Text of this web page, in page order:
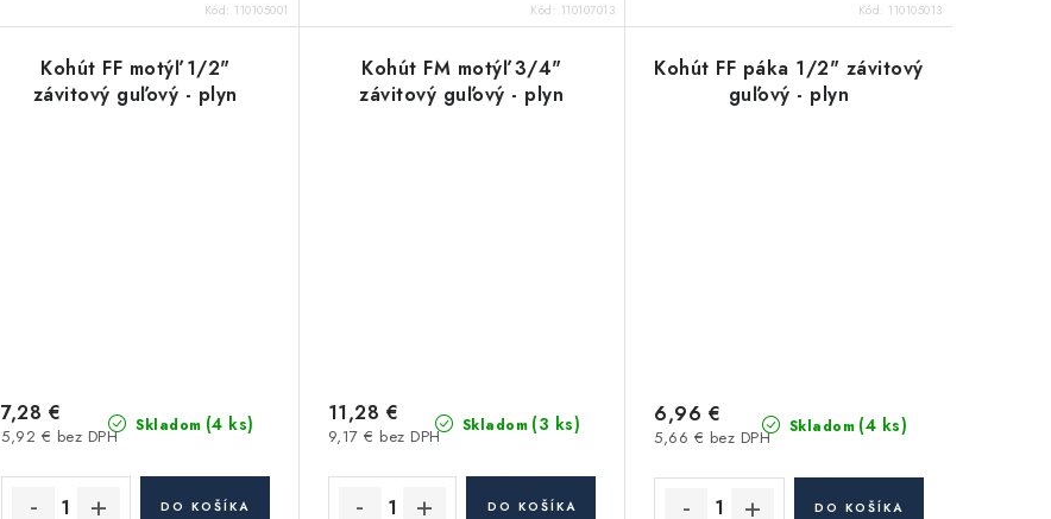
o
v
Kód: 110105001 Kód: 110107013 Kód: 110105013
Kohút FF motýľ 1/2"
závitový guľový - plyn
Skladom (4 ks)
5,92 € bez DPH
7,28 €
DO KOŠÍKA
Kohút FM motýľ 3/4"
závitový guľový - plyn
Skladom (3 ks)
9,17 € bez DPH
11,28 €
DO KOŠÍKA
Kohút FF páka 1/2" závitový
guľový - plyn
Skladom (4 ks)
5,66 € bez DPH
6,96 €
DO KOŠÍKA